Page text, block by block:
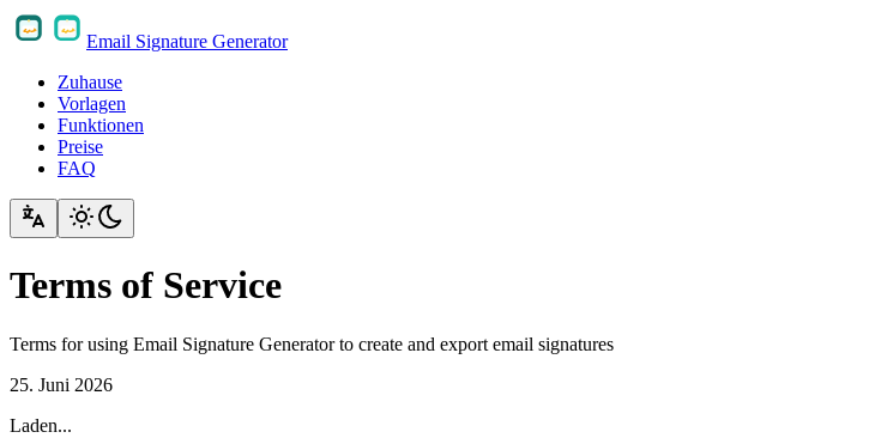
Email Signature Generator
Zuhause
Vorlagen
Funktionen
Preise
FAQ
Terms of Service
Terms for using Email Signature Generator to create and export email signatures
25. Juni 2026
Laden...